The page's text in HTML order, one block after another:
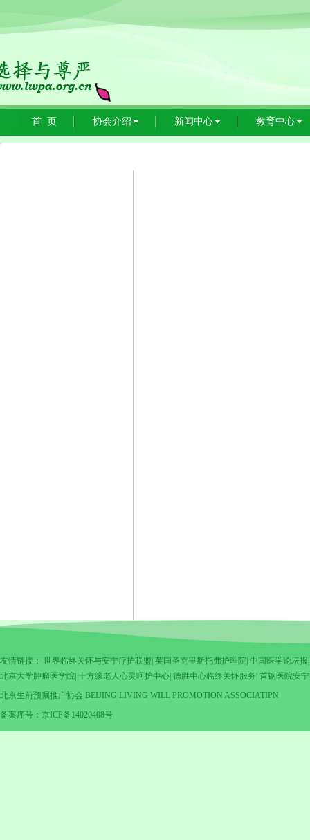
首 页 协会介绍 新闻中心 教育中心
友情链接： 世界临终关怀与安宁疗护联盟 英国圣克里斯托弗护理院 中国医学论坛报
北京大学肿瘤医学院 十方缘老人心灵呵护中心 德胜中心临终关怀服务 首钢医院安
北京生前预嘱推广协会 BEIJING LIVING WILL PROMOTION ASSOCIATIPN
备案序号：京ICP备14020408号